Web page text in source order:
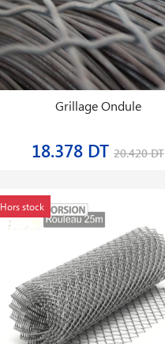
Grillage Ondule
18.378 DT 20.420 DT
Hors stock